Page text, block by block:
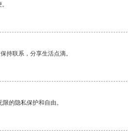
持联系，分享生活点滴。
的隐私保护和自由。